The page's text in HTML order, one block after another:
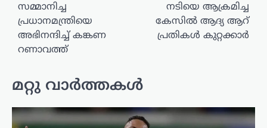
സമ്മാനിച്ച
പ്രധാനമന്ത്രിയെ
അഭിനന്ദിച്ച് കങ്കണ
റണാവത്ത്
നടിയെ ആക്രമിച്ച
കേസിൽ ആദ്യ ആറ്
പ്രതികൾ കുറ്റക്കാർ
മറ്റു വാർത്തകൾ